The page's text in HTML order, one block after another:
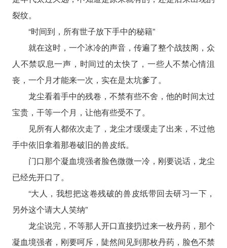
裂纹。
“时间到，所有世子放下手中的秘籍”
就在这时，一个冰冷的声音，传遍了整个战技阁，众
人不禁叹息一声，时间过的太快了，一些人不禁心情沮
丧，一个月才能来一次，实在是太坑爹了。
龙尘看着手中的残卷，不禁有些不舍，他的时间太过
宝贵，干等一个月，让他有些受不了。
见所有人都依次走了，龙尘才缓缓走了出来，不过他
手中依旧拿着那卷破旧的兽皮纸。
门口那个凝血境强者脸色微微一冷，刚要说话，龙尘
已经先开口了。
“大人，我想把这卷残破的兽皮纸带回去研习一下，
另外这个请大人笑纳”
龙尘说完，不等那人开口直接扔过来一枚丹药，那个
凝血境强者，刚要呵斥，陡然间见到那枚丹药，脸色不禁